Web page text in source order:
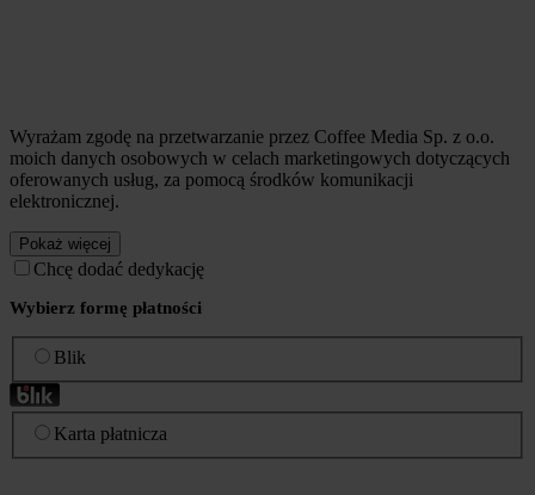
Wyrażam zgodę na przetwarzanie przez Coffee Media Sp. z o.o.
moich danych osobowych w celach marketingowych dotyczących
oferowanych usług, za pomocą środków komunikacji
elektronicznej.
Pokaż więcej
Chcę dodać dedykację
Wybierz formę płatności
Blik
Karta płatnicza